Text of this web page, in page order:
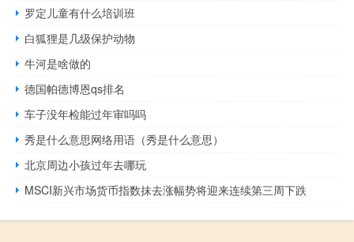
罗定儿童有什么培训班
白狐狸是几级保护动物
牛河是啥做的
德国帕德博恩qs排名
车子没年检能过年审吗吗
秀是什么意思网络用语（秀是什么意思）
北京周边小孩过年去哪玩
MSCI新兴市场货币指数抹去涨幅势将迎来连续第三周下跌